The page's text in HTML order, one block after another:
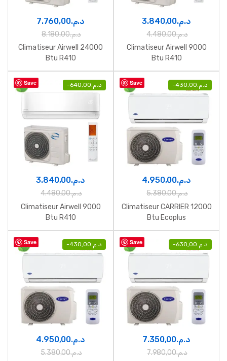
د.م.7.760,00
د.م.8.180,00
Climatiseur Airwell 24000
Btu R410
د.م.3.840,00
د.م.4.480,00
Climatiseur Airwell 9000
Btu R410
Save - د.م.640,00
د.م.3.840,00
د.م.4.480,00
Climatiseur Airwell 9000
Btu R410
Save - د.م.430,00
د.م.4.950,00
د.م.5.380,00
Climatiseur CARRIER 12000
Btu Ecoplus
Save - د.م. 430,00
د.م.4.950,00
د.م.5.380,00
Save - د.م. 630,00
د.م.7.350,00
د.م.7.980,00